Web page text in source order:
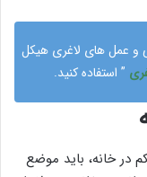
و عمل های لاغری هیکل
” استفاده کنید.
در خانه، باید موضع